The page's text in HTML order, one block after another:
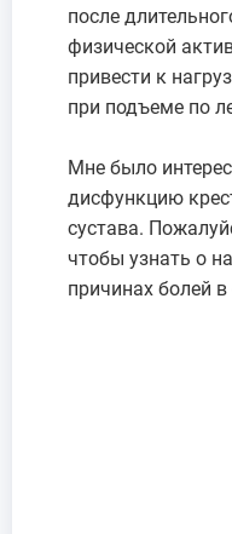
после
физической
привести к
при подъеме по
Мне было
дисфункцию
сустава.
чтобы узнать о
причинах болей в